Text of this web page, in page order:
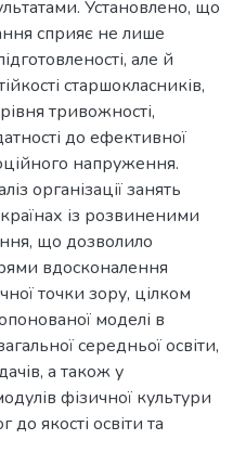
Установлено, що
сприяє не лише
але й
старшокласників,
тривожності,
до ефективної
напруження.
організації занять
із розвиненими
що дозволило
вдосконалення
точки зору, цілком
моделі в
середньої освіти,
а також у
фізичної культури
якості освіти та